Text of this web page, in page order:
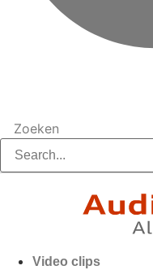
Zoeken
Video clips